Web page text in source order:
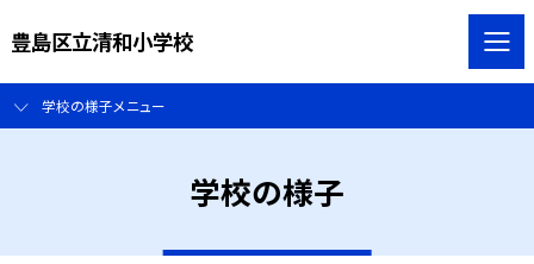
豊島区立清和小学校
学校の様子メニュー
学校の様子